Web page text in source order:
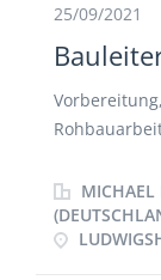
25/09/2021
Industriebau
nach VOB
mit
MICHAEL